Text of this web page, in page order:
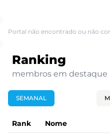
Portal não encontrado ou não
Ranking
membros em destaque
SEMANAL
Rank Nome